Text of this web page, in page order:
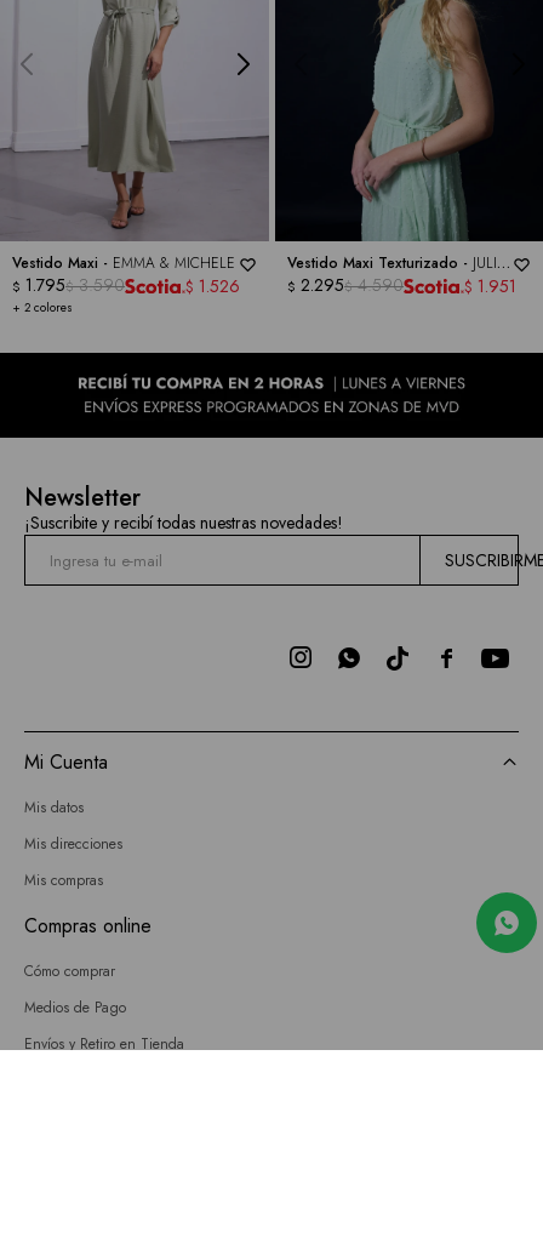
Vestido Maxi - EMMA & MICHELE
+ 2 colores
$ 1.795$ 3.590 $ 1.526
Vestido Maxi Texturizado - JULIA
JORDAN
$ 2.295$ 4.590 $ 1.951
Newsletter
¡Suscribite y recibí todas nuestras novedades!

 
Mi Cuenta
Mis datos
Mis direcciones
Mis compras
Compras online
Cómo comprar
Medios de Pago
Envíos y Retiro en Tienda